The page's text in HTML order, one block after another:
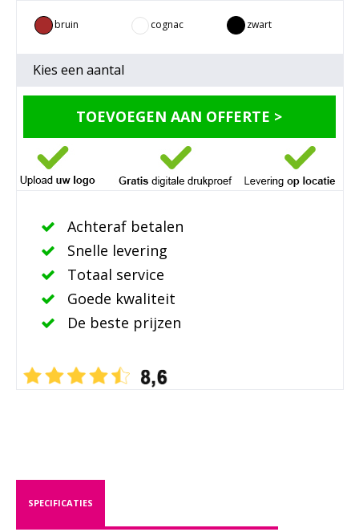
bruin cognac zwart
Kies een aantal
TOEVOEGEN AAN OFFERTE >
Achteraf betalen
Snelle levering
Totaal service
Goede kwaliteit
De beste prijzen
SPECIFICATIES